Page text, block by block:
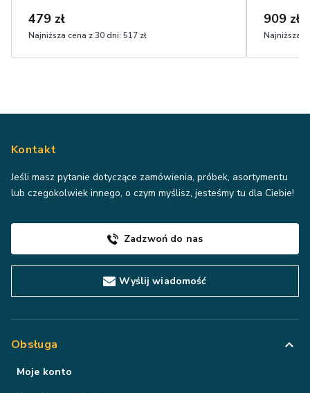
479 zł
Najniższa cena z 30 dni: 517 zł
909 zł
Najniższa
Kontakt
Jeśli masz pytanie dotyczące zamówienia, próbek, asortymentu
lub czegokolwiek innego, o czym myślisz, jesteśmy tu dla Ciebie!
Zadzwoń do nas
Wyślij wiadomość
Obsługa
Moje konto